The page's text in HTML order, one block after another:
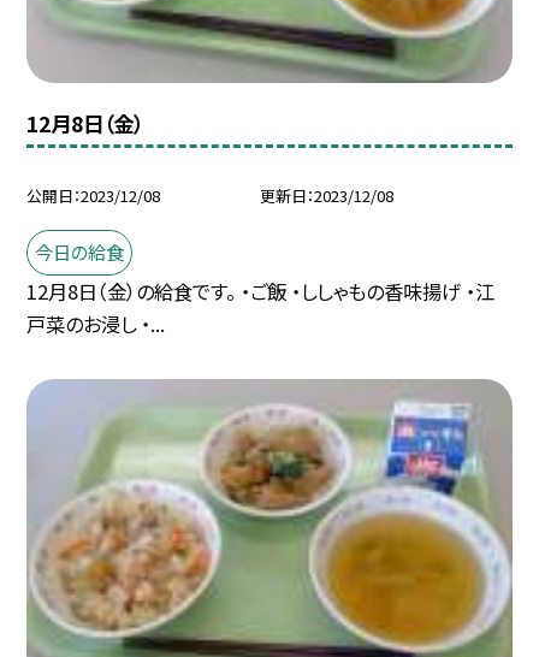
12月8日（金）
公開日 2023/12/08 更新日 2023/12/08
今日の給食
12月8日（金）の給食です。 ・ご飯 ・ししゃもの香味揚げ ・江
戸菜のお浸し ・...